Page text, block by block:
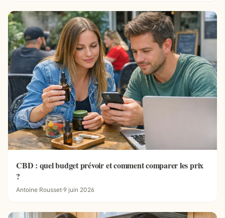
CBD : quel budget prévoir et comment comparer les prix
?
Antoine Rousset·9 juin 2026